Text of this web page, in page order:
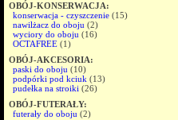
OBÓJ-KONSERWACJA:
konserwacja - czyszczenie (15)
nawilżacz do oboju (2)
wyciory do oboju (16)
OCTAFREE (1)
OBÓJ-AKCESORIA:
paski do oboju (10)
podpórki pod kciuk (13)
pudełka na stroiki (26)
OBÓJ-FUTERAŁY:
futerały do oboju (2)